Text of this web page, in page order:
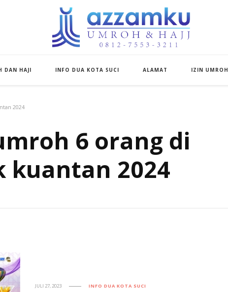
DAN HAJI INFO DUA KOTA SUCI ALAMAT IZIN UMROH
2024
6 orang di
kuantan 2024
JULI 27, 2023 INFO DUA KOTA SUCI